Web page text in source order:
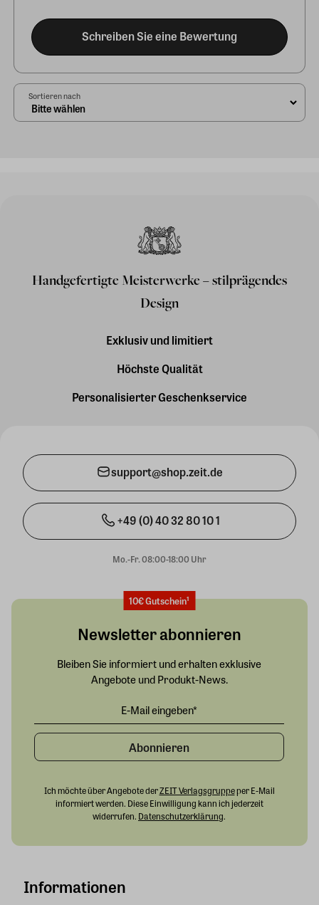
Schreiben Sie eine Bewertung
Sortieren nach
Handgefertigte Meisterwerke – stilprägendes
Design
Exklusiv und limitiert
Höchste Qualität
Personalisierter Geschenkservice
support@shop.zeit.de
+49 (0) 40 32 80 10 1
Mo.-Fr. 08:00-18:00 Uhr
Informationen
10€ Gutschein¹
Newsletter abonnieren
Bleiben Sie informiert und erhalten exklusive
Angebote und Produkt-News.
Abonnieren
Ich möchte über Angebote derZEIT Verlagsgruppeper E-Mail
informiert werden. Diese Einwilligung kann ich jederzeit
widerrufen. Datenschutzerklärung.